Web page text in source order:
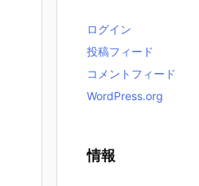
ログイン
投稿フィード
コメントフィード
WordPress.org
情報